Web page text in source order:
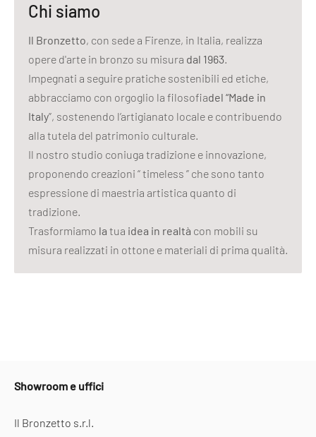
Chi siamo
Il Bronzetto, con sede a Firenze, in Italia, realizza
opere d'arte in bronzo su misura dal 1963.
Impegnati a seguire pratiche sostenibili ed etiche,
abbracciamo con orgoglio la filosofiadel “Made in
Italy”, sostenendo l’artigianato locale e contribuendo
alla tutela del patrimonio culturale.
Il nostro studio coniuga tradizione e innovazione,
proponendo creazioni “ timeless ” che sono tanto
espressione di maestria artistica quanto di
tradizione.
Trasformiamo la tua idea in realtà con mobili su
misura realizzati in ottone e materiali di prima qualità.
Showroom e uffici
Il Bronzetto s.r.l.